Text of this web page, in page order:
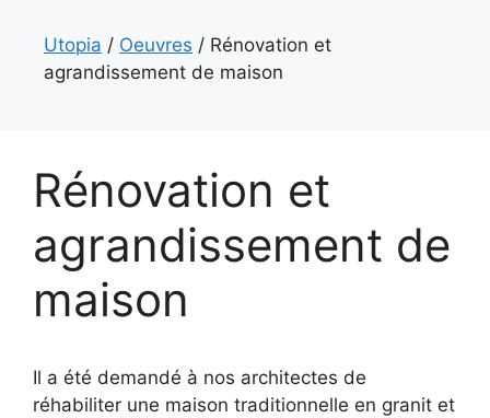
Utopia / Oeuvres / Rénovation et
agrandissement de maison
Rénovation et
agrandissement de
maison
Il a été demandé à nos architectes de
réhabiliter une maison traditionnelle en granit et